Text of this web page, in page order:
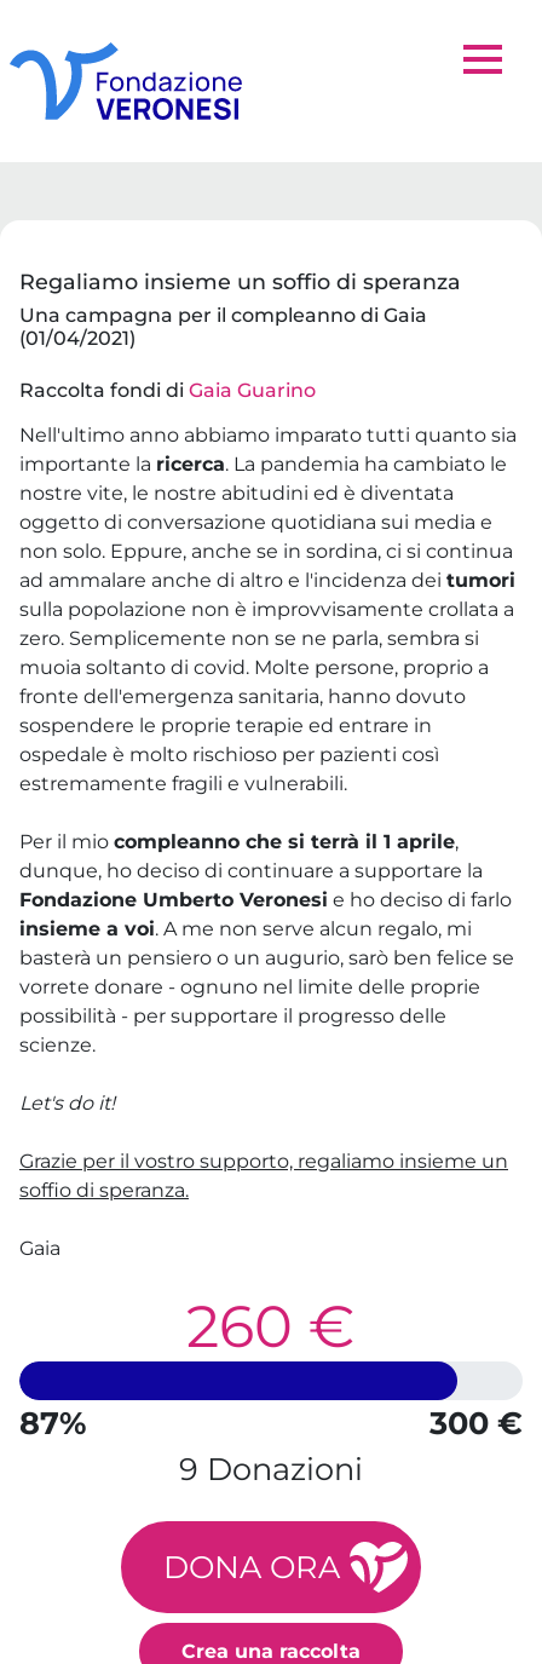
Regaliamo insieme un soffio di speranza
Una campagna per il compleanno di Gaia
(01/04/2021)
Raccolta fondi di Gaia Guarino
Nell'ultimo anno abbiamo imparato tutti quanto sia
importante la ricerca. La pandemia ha cambiato le
nostre vite, le nostre abitudini ed è diventata
oggetto di conversazione quotidiana sui media e
non solo. Eppure, anche se in sordina, ci si continua
ad ammalare anche di altro e l'incidenza dei tumori
sulla popolazione non è improvvisamente crollata a
zero. Semplicemente non se ne parla, sembra si
muoia soltanto di covid. Molte persone, proprio a
fronte dell'emergenza sanitaria, hanno dovuto
sospendere le proprie terapie ed entrare in
ospedale è molto rischioso per pazienti così
estremamente fragili e vulnerabili.
Per il mio compleanno che si terrà il 1 aprile,
dunque, ho deciso di continuare a supportare la
Fondazione Umberto Veronesi e ho deciso di farlo
insieme a voi. A me non serve alcun regalo, mi
basterà un pensiero o un augurio, sarò ben felice se
vorrete donare - ognuno nel limite delle proprie
possibilità - per supportare il progresso delle
scienze.
Let's do it!
Grazie per il vostro supporto, regaliamo insieme un
soffio di speranza.
Gaia
260 €
87%
300 €
9 Donazioni
DONA ORA
Crea una raccolta